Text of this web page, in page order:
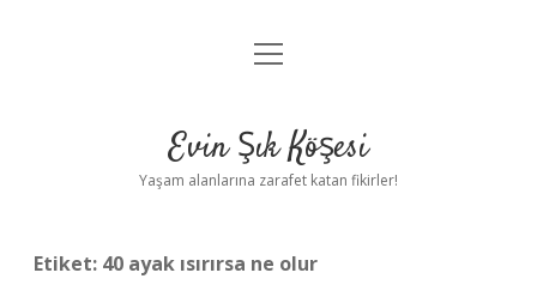
Anasayfa
Yasal Uyarı
menüyü
Evin Şık Köşesi
Yaşam alanlarına zarafet katan fikirler!
Etiket: 40 ayak ısırırsa ne olur